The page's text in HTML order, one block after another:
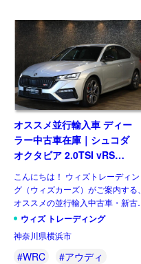
オススメ並行輸入車 ディー
ラー中古車在庫｜シュコダ
オクタビア 2.0TSI vRS
7DSG 右ハンドル
こんにちは！ ウィズトレーディン
グ（ウィズカーズ）がご案内する、
オススメの並行輸入中古車・新古
車。今回ご紹介するのは、日本未導
vRS(Skoda Octavia vRS）です。
グレード追加で […]
ウィズ トレーディング
神奈川県横浜市
#WRC
#アウディ